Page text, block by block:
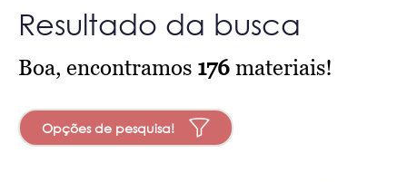
Resultado da busca
Boa, encontramos 176 materiais!
Opções de pesquisa!